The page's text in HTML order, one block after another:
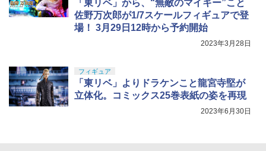
「東リベ」から、“無敵のマイキー”こと
佐野万次郎が1/7スケールフィギュアで登
場！ 3月29日12時から予約開始
2023年3月28日
フィギュア
「東リベ」よりドラケンこと龍宮寺堅が
立体化。コミックス25巻表紙の姿を再現
2023年6月30日